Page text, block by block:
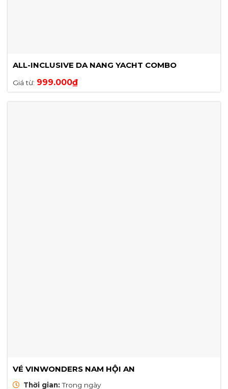
ALL-INCLUSIVE DA NANG YACHT COMBO
Giá từ: 999.000₫
VÉ VINWONDERS NAM HỘI AN
Thời gian: Trong ngày